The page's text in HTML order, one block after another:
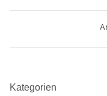
Kategorien